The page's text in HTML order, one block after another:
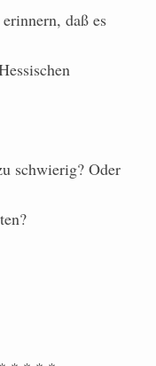
daß es
schwierig? Oder